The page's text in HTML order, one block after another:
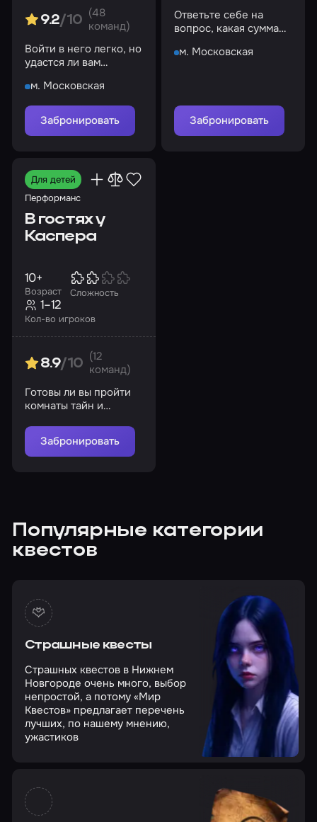
9.2/10
(48
команд)
Войти в него легко, но
удастся ли вам
м. Московская
Забронировать
Ответьте себе на
вопрос, какая сумма
на кон жизнь?
м. Московская
Забронировать
Для детей
Перформанс
В гостях у
Каспера
Возраст
10+
Сложность
Кол-во игроков
1–12
8.9/10
(12
команд)
Готовы ли вы пройти
комнаты тайн и
смех и воспоминания?
Забронировать
Популярные категории
квестов
Страшные квесты
Страшных квестов в Нижнем
Новгороде очень много, выбор
непростой, а потому «Мир
Квестов» предлагает перечень
лучших, по нашему мнению,
ужастиков